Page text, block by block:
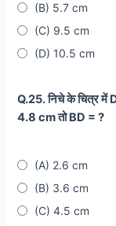
(B) 5.7 cm
(C) 9.5 cm
(D) 10.5 cm
Q.25. निचे के चित्र
4.8 cm तो BD = ?
(A) 2.6 cm
(B) 3.6 cm
(C) 4.5 cm